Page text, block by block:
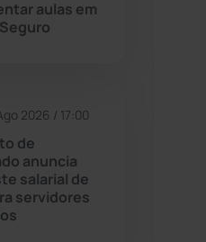
(522)
aulas em
2026 / 17:00
de
anuncia
salarial de
servidores